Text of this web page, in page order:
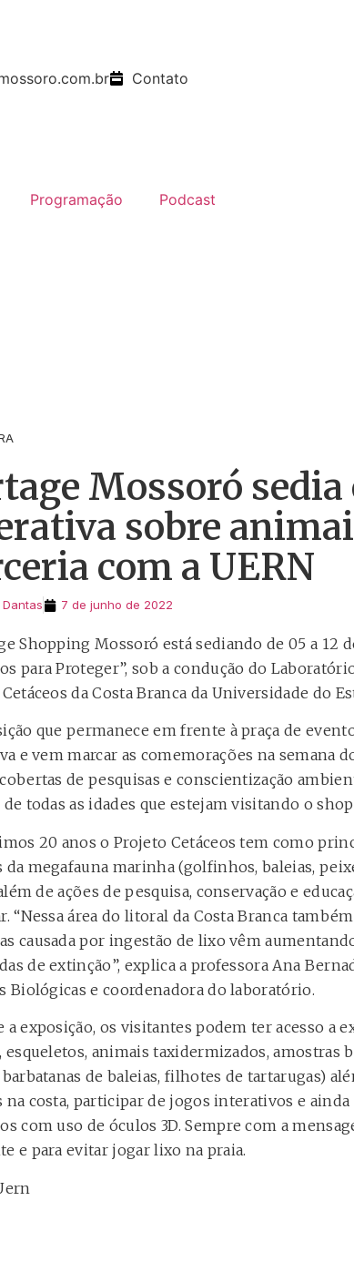
Contato
Programação Podcast
Mossoró
sobre
com a UERN
7 de junho de 2022
Shopping Mossoró está sediando de 05 a 12
para Proteger”, sob a condução do
da Costa Branca da Universidade do
que permanece em frente à praça de
e vem marcar as comemorações na semana
de pesquisas e conscientização
todas as idades que estejam visitando o
20 anos o Projeto Cetáceos tem como
da megafauna marinha (golfinhos, baleias,
de ações de pesquisa, conservação e
“Nessa área do litoral da Costa Branca
causada por ingestão de lixo vêm
de extinção”, explica a professora Ana
Biológicas e coordenadora do laboratório.
a exposição, os visitantes podem ter acesso a
esqueletos, animais taxidermizados, amostras
de baleias, filhotes de tartarugas)
na costa, participar de jogos interativos e
com uso de óculos 3D. Sempre com a
e para evitar jogar lixo na praia.